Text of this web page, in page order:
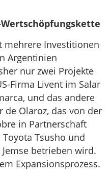
mehrere Investitionen
Argentinien
nur zwei Projekte
Firma Livent im Salar
und das andere
de Olaroz, das von der
in Partnerschaft
Tsusho und
betrieben wird.
Expansionsprozess.